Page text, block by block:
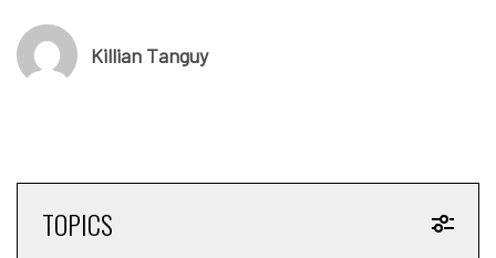
Killian Tanguy
TOPICS